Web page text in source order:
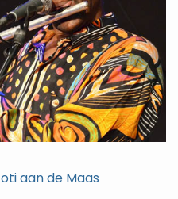
aan de Maas